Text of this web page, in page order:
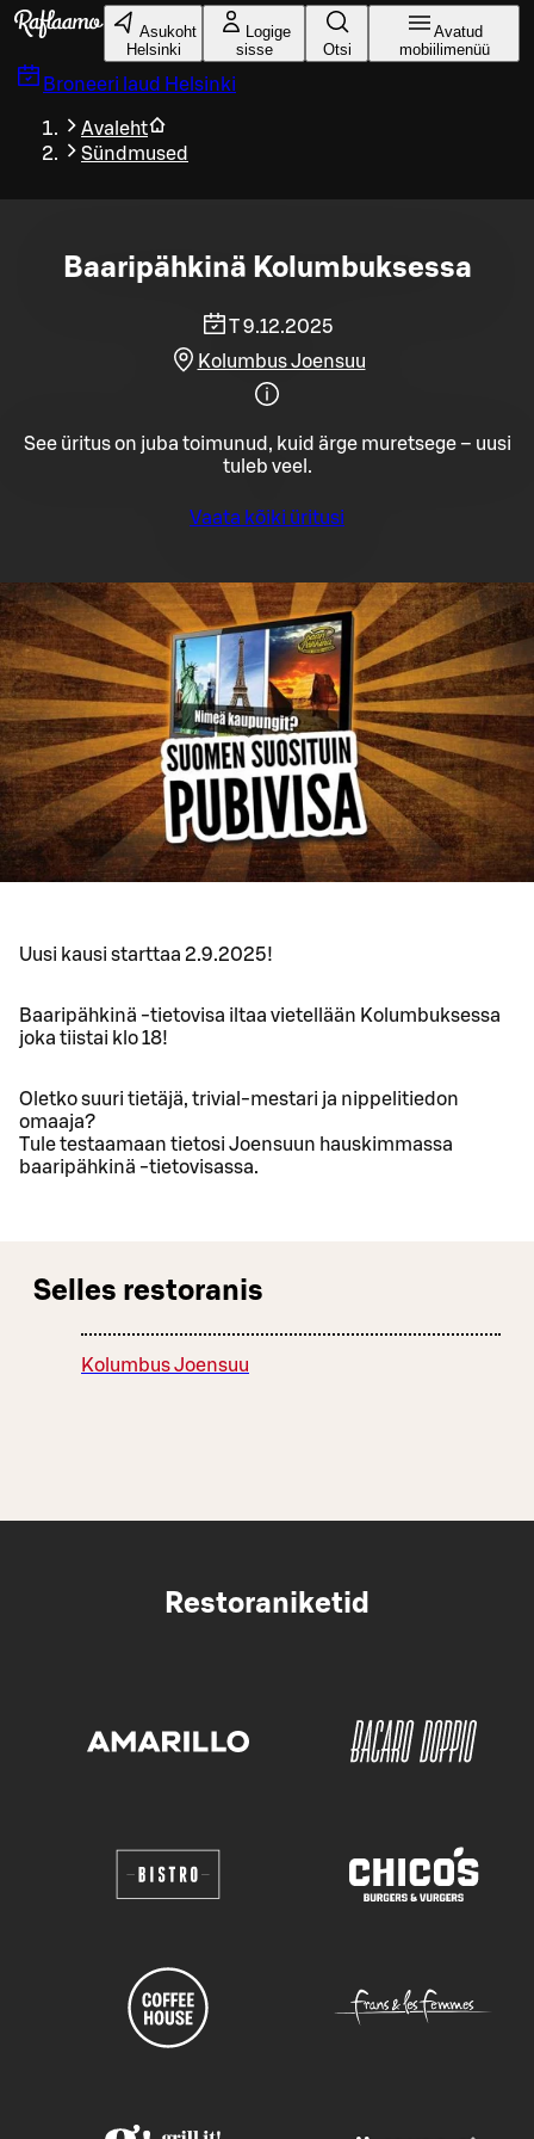
Liigu peamise sisu juurde
Asukoht
Helsinki
Logige
sisse
Otsi
Avatud
mobiilimenüü
Broneeri laud Helsinki
Avaleht
Sündmused
Baaripähkinä Kolumbuksessa
T 9.12.2025
Kolumbus Joensuu
See üritus on juba toimunud, kuid ärge muretsege – uusi
tuleb veel.
Vaata kõiki üritusi
Uusi kausi starttaa 2.9.2025!
Baaripähkinä -tietovisa iltaa vietellään Kolumbuksessa
joka tiistai klo 18!
Oletko suuri tietäjä, trivial-mestari ja nippelitiedon
omaaja?
Tule testaamaan tietosi Joensuun hauskimmassa
baaripähkinä -tietovisassa.
Selles restoranis
Kolumbus Joensuu
Restoraniketid